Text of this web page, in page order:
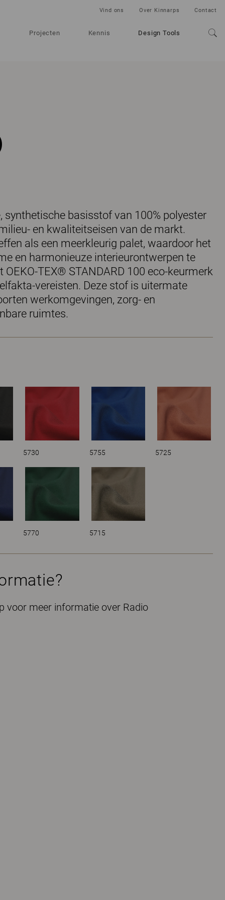
Projecten Kennis Design Tools
Vind ons Over Kinnarps Contact
synthetische basisstof van 100% polyester
en kwaliteitseisen van de markt.
als een meerkleurig palet, waardoor het
en harmonieuze interieurontwerpen te
OEKO-TEX® STANDARD 100 eco-keurmerk
vereisten. Deze stof is uitermate
werkomgevingen, zorg- en
ruimtes.
5730 5755 5725
5770 5715
voor meer informatie over Radio